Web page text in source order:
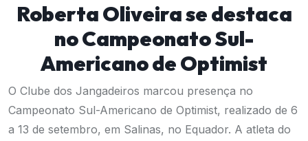
Roberta Oliveira se destaca
no Campeonato Sul-
Americano de Optimist
O Clube dos Jangadeiros marcou presença no
Campeonato Sul-Americano de Optimist, realizado de 6
a 13 de setembro, em Salinas, no Equador. A atleta do